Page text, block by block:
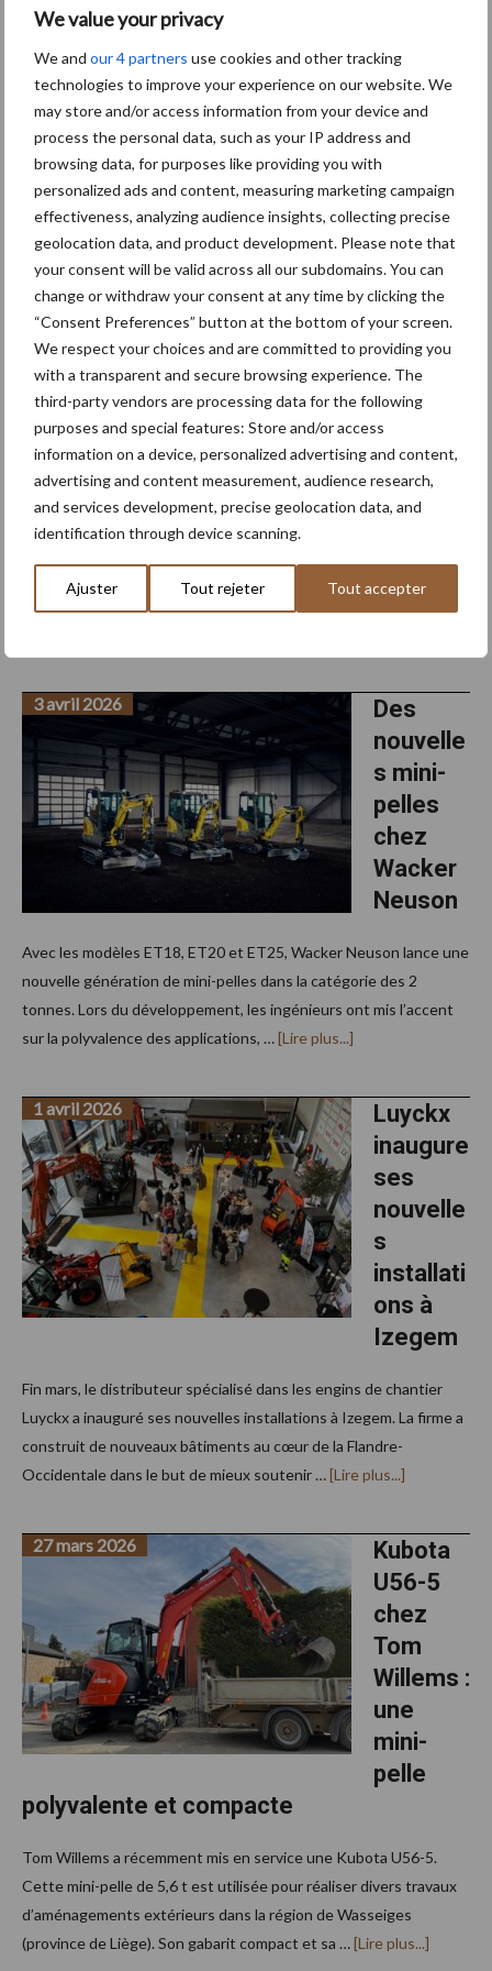
We value your privacy
We and our 4 partners use cookies and other tracking
technologies to improve your experience on our website. We
may store and/or access information from your device and
process the personal data, such as your IP address and
browsing data, for purposes like providing you with
personalized ads and content, measuring marketing campaign
effectiveness, analyzing audience insights, collecting precise
geolocation data, and product development. Please note that
your consent will be valid across all our subdomains. You can
change or withdraw your consent at any time by clicking the
“Consent Preferences” button at the bottom of your screen.
We respect your choices and are committed to providing you
with a transparent and secure browsing experience. The
third-party vendors are processing data for the following
purposes and special features: Store and/or access
information on a device, personalized advertising and content,
advertising and content measurement, audience research,
and services development, precise geolocation data, and
identification through device scanning.
Ajuster Tout rejeter Tout accepter
tonnes
Staad introduit une pelle sur chenilles électrique de 23 tonnes
entièrement développée et construite aux Pays-Bas : la Staad
23LCR. Cette machine est la successeure de la pelle mobile
électrique Staad 17W. La Staad 23LCR a été …[Lire plus...]
présente
une
pelle
sur
chenilles
électrique
de
23
Kroon-
Oil
introduit
Agrifluid
AG pour
les
machine
s
agricoles et de travaux publics
8 avril 2026
Kroon-Oil a élargi sa gamme avec Agrifluid AG, une huile
Des
nouvelle
s mini-
pelles
chez
Wacker
Neuson
3 avril 2026
Avec les modèles ET18, ET20 et ET25, Wacker Neuson lance une
nouvelle génération de mini-pelles dans la catégorie des 2
tonnes. Lors du développement, les ingénieurs ont mis l’accent
sur la polyvalence des applications, …[Lire plus...]
pelles
chez
Wacker
Neuson
Luyckx
inaugure
ses
nouvelle
s
installati
ons à
Izegem
1 avril 2026
Fin mars, le distributeur spécialisé dans les engins de chantier
Luyckx a inauguré ses nouvelles installations à Izegem. La firme a
construit de nouveaux bâtiments au cœur de la Flandre-
Occidentale dans le but de mieux soutenir …[Lire plus...]
nouvelles
installations
à
Izegem
Kubota
U56-5
chez
Tom
Willems :
une
mini-
pelle
polyvalente et compacte
27 mars 2026
Tom Willems a récemment mis en service une Kubota U56-5.
Cette mini-pelle de 5,6 t est utilisée pour réaliser divers travaux
d’aménagements extérieurs dans la région de Wasseiges
(province de Liège). Son gabarit compact et sa …[Lire plus...]